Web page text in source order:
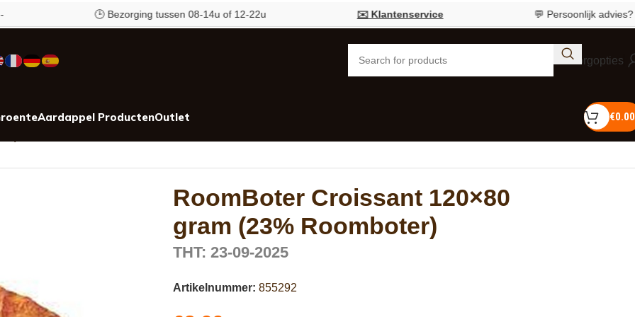
🕒 Bezorging tussen 08-14u of 12-22u ✉️ Klantenservice 💬 Persoonlijk advies?Bel
Bezorgopties
Aardappel ProductenOutlet €0.00
RoomBoter Croissant 120×80
gram (23% Roomboter)
THT: 23-09-2025
Artikelnummer: 855292